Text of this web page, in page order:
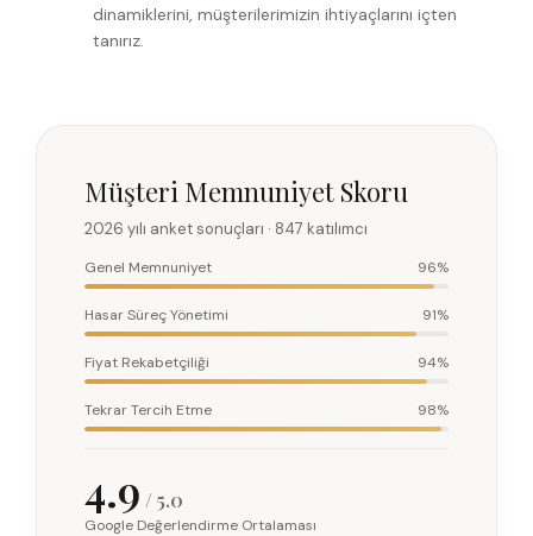
dinamiklerini, müşterilerimizin ihtiyaçlarını içten
tanırız.
Müşteri Memnuniyet Skoru
2026 yılı anket sonuçları · 847 katılımcı
Genel Memnuniyet 96%
Hasar Süreç Yönetimi 91%
Fiyat Rekabetçiliği 94%
Tekrar Tercih Etme 98%
4.9 / 5.0
Google Değerlendirme Ortalaması